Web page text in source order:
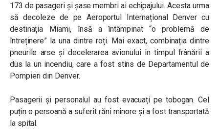
173 de pasageri și șase membri ai echipajului. Acesta urma
să decoleze de pe Aeroportul Internațional Denver cu
destinația Miami, însă a întâmpinat “o problemă de
întreținere” la una dintre roți. Mai exact, combinația dintre
pneurile arse și decelerarea avionului în timpul frânării a
dus la un incendiu, care a fost stins de Departamentul de
Pompieri din Denver.
Pasagerii și personalul au fost evacuați pe tobogan. Cel
puțin o persoană a suferit răni minore și a fost transportată
la spital.